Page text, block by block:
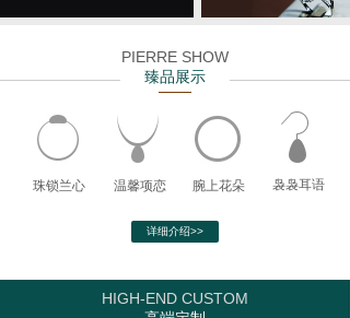
PIERRE SHOW
臻品展示
袅袅耳语
温馨项恋
珠锁兰心 腕上花朵
详细介绍>>
HIGH-END CUSTOM